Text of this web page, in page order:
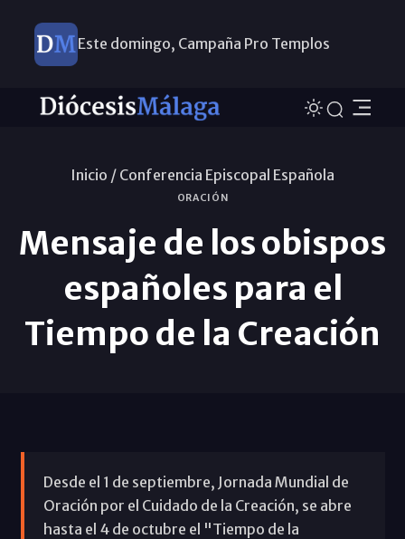
Este domingo, Campaña Pro Templos
Inicio / Conferencia Episcopal Española
ORACIÓN
Mensaje de los obispos
españoles para el
Tiempo de la Creación
Desde el 1 de septiembre, Jornada Mundial de
Oración por el Cuidado de la Creación, se abre
hasta el 4 de octubre el "Tiempo de la